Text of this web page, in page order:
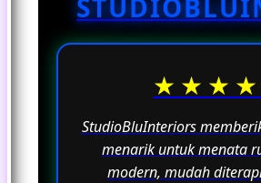
fungsinya sebagai
sehari-
StudioBluInteriors
menarik untuk menata
modern, mudah